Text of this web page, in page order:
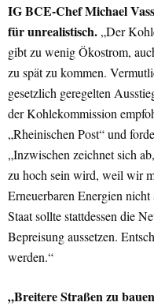
IG BCE-Chef Michael
für unrealistisch. „Der
gibt zu wenig Ökostrom,
zu spät zu kommen.
gesetzlich geregelten
der Kohlekommission
„Rheinischen Post“ und
„Inzwischen zeichnet sich
zu hoch sein wird, weil wir
Erneuerbaren Energien
Staat sollte stattdessen die
Bepreisung aussetzen.
werden.“
„Breitere Straßen zu